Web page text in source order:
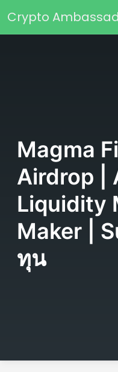
Main
Crypto
Magma
Airdrop |
Liquidity
Maker |
ทุน